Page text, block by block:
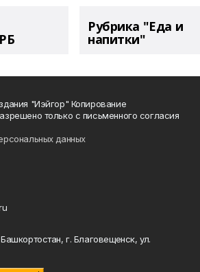
Рубрика "Еда и
напитки"
"Иэйгор" Копирование
только с письменного согласия
данных
г. Благовещенск, ул.